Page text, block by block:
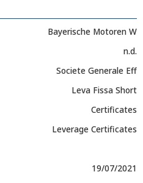
Bayerische Motoren W
n.d.
Societe Generale Eff
Leva Fissa Short
Certificates
Leverage Certificates
19/07/2021